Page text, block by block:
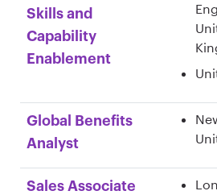
Skills and
Capability
Enablement
Global Benefits
Analyst
Sales Associate